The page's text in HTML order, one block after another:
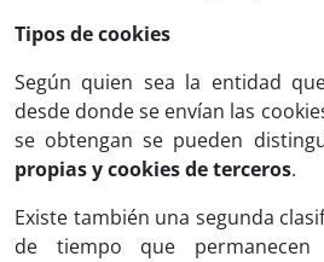
Tipos de cookies
Según quien sea la entidad
desde donde se envían las
se obtengan se pueden
propias y cookies de terceros.
Existe también una segunda
de tiempo que permanecen